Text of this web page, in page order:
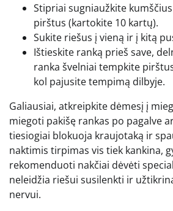
Stipriai sugniaužkite
pirštus (kartokite 10 kartų).
Sukite riešus į vieną ir į kitą
Ištieskite ranką prieš save,
ranka švelniai tempkite
kol pajusite tempimą dilbyje.
Galiausiai, atkreipkite dėmesį į
miegoti pakišę rankas po pagalve
tiesiogiai blokuoja kraujotaką ir
naktimis tirpimas vis tiek kankina,
rekomenduoti nakčiai dėvėti
neleidžia riešui susilenkti ir
nervui.